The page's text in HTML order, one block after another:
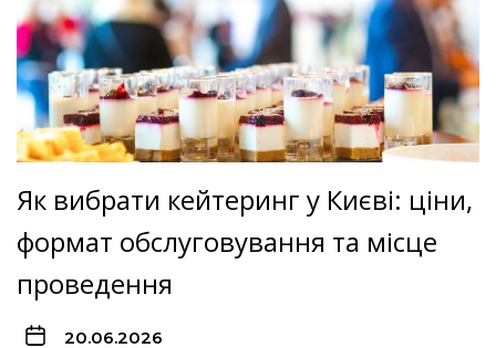
Як вибрати кейтеринг у Києві: ціни,
формат обслуговування та місце
проведення
20.06.2026